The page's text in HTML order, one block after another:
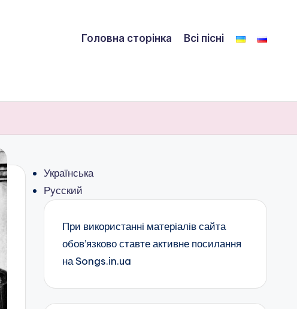
Головна сторінка Всі пісні
Українська
Русский
При використанні матеріалів сайта
обов’язково ставте активне посилання
на Songs.in.ua